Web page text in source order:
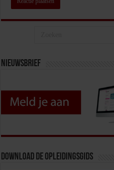
Nieuwsbrief
Download de opleidingsgids